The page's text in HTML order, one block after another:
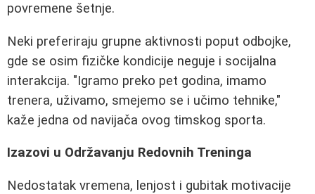
povremene šetnje.
Neki preferiraju grupne aktivnosti poput odbojke,
gde se osim fizičke kondicije neguje i socijalna
interakcija. "Igramo preko pet godina, imamo
trenera, uživamo, smejemo se i učimo tehnike,"
kaže jedna od navijača ovog timskog sporta.
Izazovi u Održavanju Redovnih Treninga
Nedostatak vremena, lenjost i gubitak motivacije